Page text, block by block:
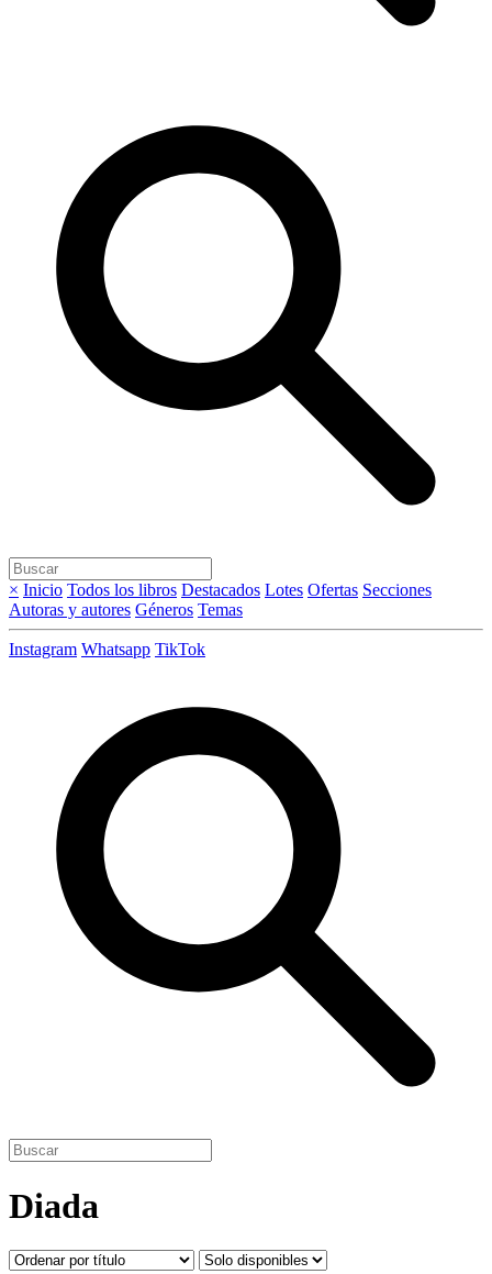
× Inicio Todos los libros Destacados Lotes Ofertas Secciones
Autoras y autores Géneros Temas
Instagram Whatsapp TikTok
Diada